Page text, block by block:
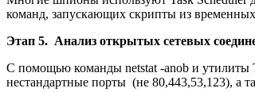
команд, запускающих скрипты из
Этап 5. Анализ открытых сетевых
С помощью команды netstat -anob и утилиты
нестандартные порты (не 80,443,53,123), а